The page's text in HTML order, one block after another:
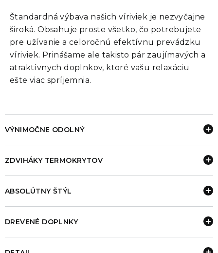
Štandardná výbava našich víriviek je nezvyčajne
široká. Obsahuje proste všetko, čo potrebujete
pre užívanie a celoročnú efektívnu prevádzku
víriviek. Prinášame ale takisto pár zaujímavých a
atraktívnych doplnkov, ktoré vašu relaxáciu
ešte viac spríjemnia.
VÝNIMOČNE ODOLNÝ
ZDVIHÁKY TERMOKRYTOV
ABSOLÚTNY ŠTÝL
DREVENÉ DOPLNKY